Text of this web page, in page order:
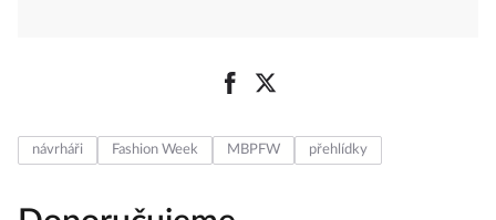
návrháři Fashion Week